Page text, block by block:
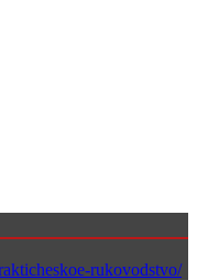
rukovodstvo/